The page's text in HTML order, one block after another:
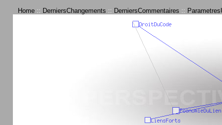
Home :: DerniersChangements :: DerniersCommentaires ::